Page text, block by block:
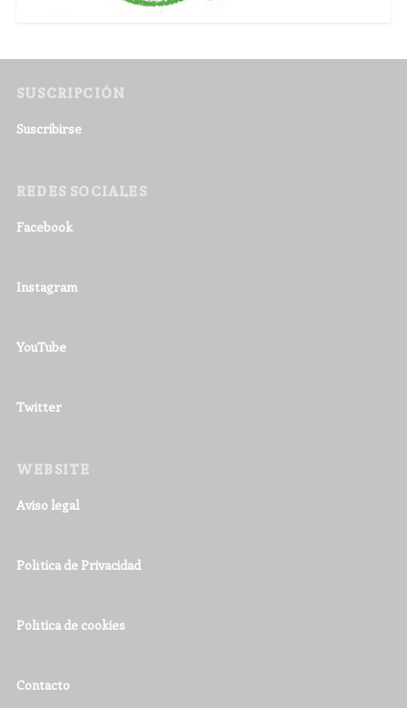
SUSCRIPCIÓN
Suscribirse
REDES SOCIALES
Facebook
Instagram
YouTube
Twitter
WEBSITE
Aviso legal
Política de Privacidad
Política de cookies
Contacto